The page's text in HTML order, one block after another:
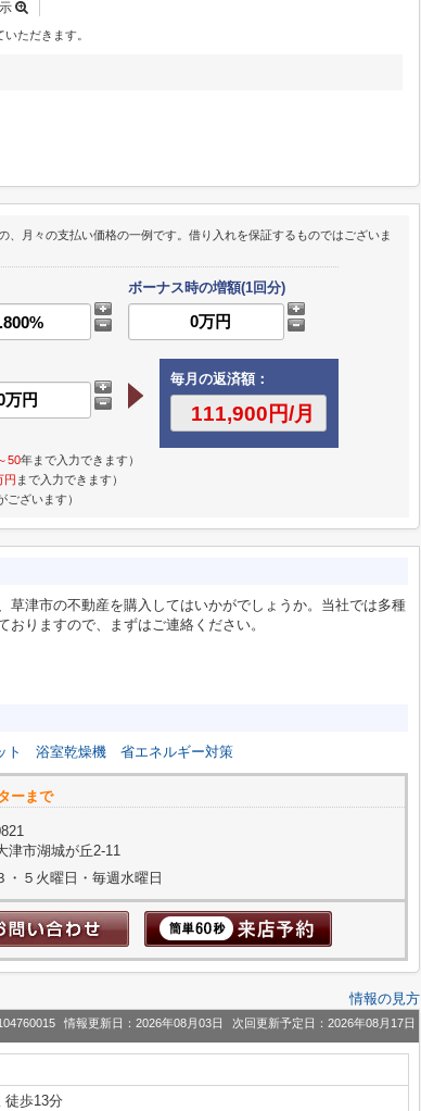
ただきます。
、月々の支払い価格の一例です。借り入れを保証するものではございま
ボーナス時の増額(1回分)
毎月の返済額：
50年まで入力できます）
円 まで入力できます）
ざいます）
草津市の不動産を購入してはいかがでしょうか。当社では多種
おりますので、まずはご連絡ください。
ト 浴室乾燥機 省エネルギー対策
ーまで
津市湖城が丘2-11
５火曜日・毎週水曜日
情報の見方
情報更新日：2026年08月03日 次回更新予定日：2026年08月17日
徒歩13分